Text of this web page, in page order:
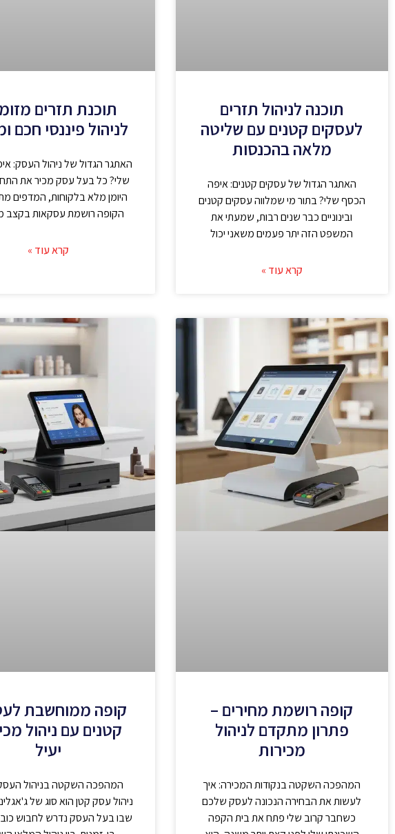
תוכנה לניהול תזרים
לעסקים קטנים עם שליטה
מלאה בהכנסות
האתגר הגדול של עסקים קטנים: איפה
הכסף שלי? בתור מי שמלווה עסקים קטנים
ובינוניים כבר שנים רבות, שמעתי את
המשפט הזה יתר פעמים משאני יכול
קרא עוד »
תוכנת תזרים
לניהול פיננסי חכם
האתגר הגדול של ניהול העסק:
שלי? כל בעל עסק מכיר את
היומן מלא בלקוחות, המדפים
הקופה רושמת עסקאות בקצב
קרא עוד »
קופה רושמת מחירים –
פתרון מתקדם לניהול
מכירות
המהפכה השקטה בנקודות המכירה: איך
לעשות את הבחירה הנכונה לעסק שלכם
כשחבר קרוב שלי פתח את בית הקפה
קופה ממוחשבת
קטנים עם ניהול
יעיל
המהפכה השקטה בניהול
ניהול עסק קטן הוא סוג של
שבו בעל העסק נדרש לחבוש